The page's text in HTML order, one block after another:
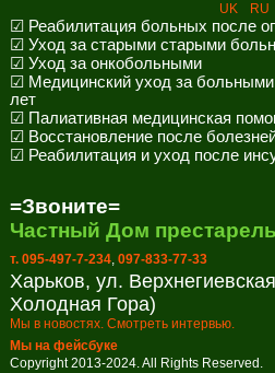
UK RU
☑ Реабилитация больных после
☑ Уход за старыми старыми
☑ Уход за онкобольными
☑ Медицинский уход за
лет
☑ Палиативная медицинская
☑ Восстановление после
☑ Реабилитация и уход после
=Звоните=
Частный Дом
т. 095-497-7-234, 097-833-77-33
Харьков, ул.
Холодная Гора)
Мы в новостях. Смотреть интервью.
Мы на фейсбуке
Copyright 2013-2024. All Rights Reserved.